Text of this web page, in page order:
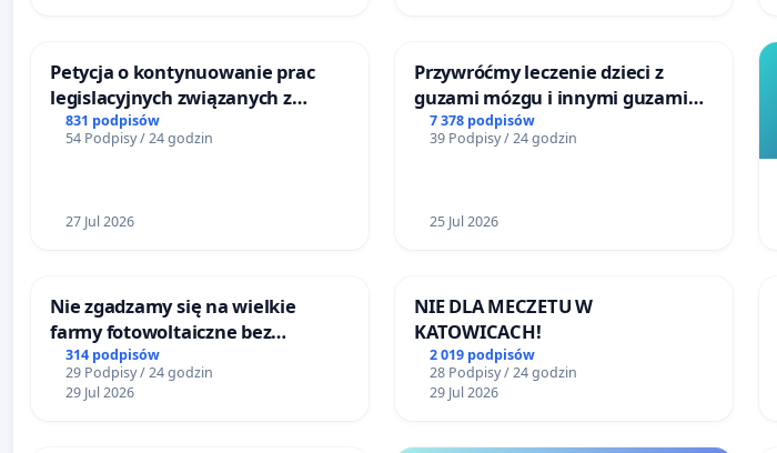
Petycja o kontynuowanie prac
legislacyjnych związanych z
reformą prawa rodzinnego
831 podpisów
54 Podpisy / 24 godzin
27 Jul 2026
Przywróćmy leczenie dzieci z
guzami mózgu i innymi guzami
litymi do Górnośląskiego
Centrum Zdrowia Dziecka w
7 378 podpisów
39 Podpisy / 24 godzin
25 Jul 2026
Nie zgadzamy się na wielkie
farmy fotowoltaiczne bez
rzetelnych analiz i akceptacji
mieszkańców
314 podpisów
29 Podpisy / 24 godzin
29 Jul 2026
NIE DLA MECZETU W
KATOWICACH!
2 019 podpisów
28 Podpisy / 24 godzin
29 Jul 2026